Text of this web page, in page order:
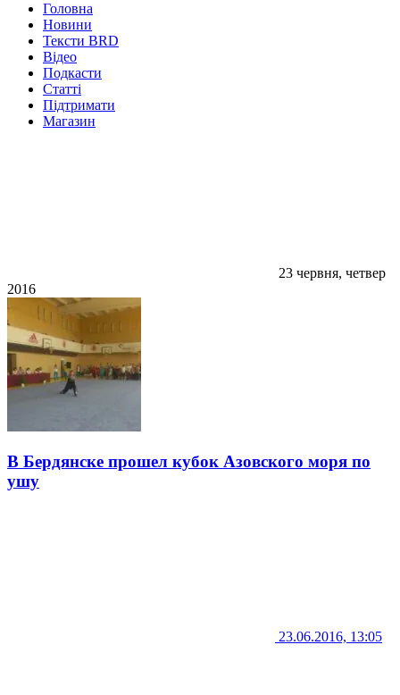
Головна
Новини
Тексти BRD
Відео
Подкасти
Статті
Підтримати
Магазин
23 червня, четвер
2016
В Бердянске прошел кубок Азовского моря по
ушу
23.06.2016, 13:05